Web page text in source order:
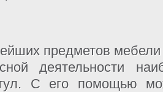
предметов
деятельности
С его помощью